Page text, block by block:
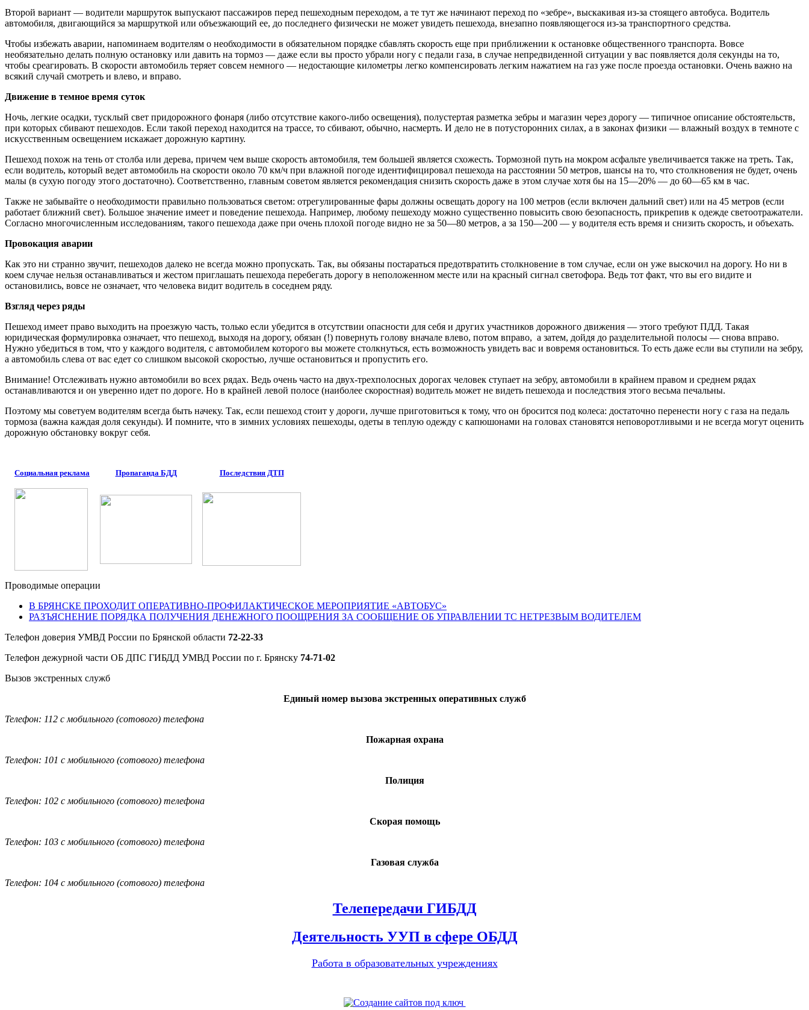
Второй вариант — водители маршруток выпускают пассажиров перед пешеходным переходом, а те тут же начинают переход по «зебре», выскакивая из-за стоящего автобуса. Водитель
автомобиля, двигающийся за маршруткой или объезжающий ее, до последнего физически не может увидеть пешехода, внезапно появляющегося из-за транспортного средства.
Чтобы избежать аварии, напоминаем водителям о необходимости в обязательном порядке сбавлять скорость еще при приближении к остановке общественного транспорта. Вовсе
необязательно делать полную остановку или давить на тормоз — даже если вы просто убрали ногу с педали газа, в случае непредвиденной ситуации у вас появляется доля секунды на то,
чтобы среагировать. В скорости автомобиль теряет совсем немного — недостающие километры легко компенсировать легким нажатием на газ уже после проезда остановки. Очень важно на
всякий случай смотреть и влево, и вправо.
Движение в темное время суток
Ночь, легкие осадки, тусклый свет придорожного фонаря (либо отсутствие какого-либо освещения), полустертая разметка зебры и магазин через дорогу — типичное описание обстоятельств,
при которых сбивают пешеходов. Если такой переход находится на трассе, то сбивают, обычно, насмерть. И дело не в потусторонних силах, а в законах физики — влажный воздух в темноте с
искусственным освещением искажает дорожную картину.
Пешеход похож на тень от столба или дерева, причем чем выше скорость автомобиля, тем большей является схожесть. Тормозной путь на мокром асфальте увеличивается также на треть. Так,
если водитель, который ведет автомобиль на скорости около 70 км/ч при влажной погоде идентифицировал пешехода на расстоянии 50 метров, шансы на то, что столкновения не будет, очень
малы (в сухую погоду этого достаточно). Соответственно, главным советом является рекомендация снизить скорость даже в этом случае хотя бы на 15—20% — до 60—65 км в час.
Также не забывайте о необходимости правильно пользоваться светом: отрегулированные фары должны освещать дорогу на 100 метров (если включен дальний свет) или на 45 метров (если
работает ближний свет). Большое значение имеет и поведение пешехода. Например, любому пешеходу можно существенно повысить свою безопасность, прикрепив к одежде светоотражатели.
Согласно многочисленным исследованиям, такого пешехода даже при очень плохой погоде видно не за 50—80 метров, а за 150—200 — у водителя есть время и снизить скорость, и объехать.
Провокация аварии
Как это ни странно звучит, пешеходов далеко не всегда можно пропускать. Так, вы обязаны постараться предотвратить столкновение в том случае, если он уже выскочил на дорогу. Но ни в
коем случае нельзя останавливаться и жестом приглашать пешехода перебегать дорогу в неположенном месте или на красный сигнал светофора. Ведь тот факт, что вы его видите и
остановились, вовсе не означает, что человека видит водитель в соседнем ряду.
Взгляд через ряды
Пешеход имеет право выходить на проезжую часть, только если убедится в отсутствии опасности для себя и других участников дорожного движения — этого требуют ПДД. Такая
юридическая формулировка означает, что пешеход, выходя на дорогу, обязан (!) повернуть голову вначале влево, потом вправо, а затем, дойдя до разделительной полосы — снова вправо.
Нужно убедиться в том, что у каждого водителя, с автомобилем которого вы можете столкнуться, есть возможность увидеть вас и вовремя остановиться. То есть даже если вы ступили на зебру,
а автомобиль слева от вас едет со слишком высокой скоростью, лучше остановиться и пропустить его.
Внимание! Отслеживать нужно автомобили во всех рядах. Ведь очень часто на двух-трехполосных дорогах человек ступает на зебру, автомобили в крайнем правом и среднем рядах
останавливаются и он уверенно идет по дороге. Но в крайней левой полосе (наиболее скоростная) водитель может не видеть пешехода и последствия этого весьма печальны.
Поэтому мы советуем водителям всегда быть начеку. Так, если пешеход стоит у дороги, лучше приготовиться к тому, что он бросится под колеса: достаточно перенести ногу с газа на педаль
тормоза (важна каждая доля секунды). И помните, что в зимних условиях пешеходы, одеты в теплую одежду с капюшонами на головах становятся неповоротливыми и не всегда могут оценить
дорожную обстановку вокруг себя.
Социальная реклама Пропаганда БДД Последствия ДТП
Проводимые операции
В БРЯНСКЕ ПРОХОДИТ ОПЕРАТИВНО-ПРОФИЛАКТИЧЕСКОЕ МЕРОПРИЯТИЕ «АВТОБУС»
РАЗЪЯСНЕНИЕ ПОРЯДКА ПОЛУЧЕНИЯ ДЕНЕЖНОГО ПООЩРЕНИЯ ЗА СООБЩЕНИЕ ОБ УПРАВЛЕНИИ ТС НЕТРЕЗВЫМ ВОДИТЕЛЕМ
Телефон доверия УМВД России по Брянской области 72-22-33
Телефон дежурной части ОБ ДПС ГИБДД УМВД России по г. Брянску 74-71-02
Вызов экстренных служб
Единый номер вызова экстренных оперативных служб
Телефон: 112 с мобильного (сотового) телефона
Пожарная охрана
Телефон: 101 с мобильного (сотового) телефона
Полиция
Телефон: 102 с мобильного (сотового) телефона
Скорая помощь
Телефон: 103 с мобильного (сотового) телефона
Газовая служба
Телефон: 104 с мобильного (сотового) телефона
Телепередачи ГИБДД
Деятельность УУП в сфере ОБДД
Работа в образовательных учреждениях